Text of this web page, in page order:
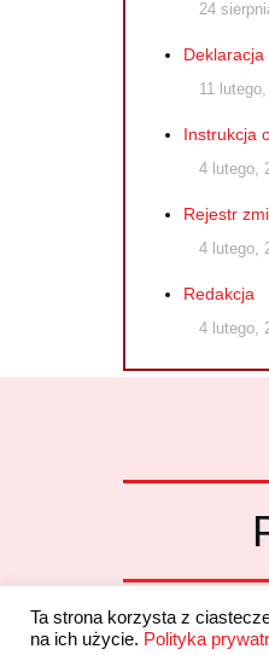
24
11
Instrukcja
4 lutego,
Rejestr
4 lutego,
Redakcja
4 lutego,
Ta strona korzysta z
na ich użycie. Polityka